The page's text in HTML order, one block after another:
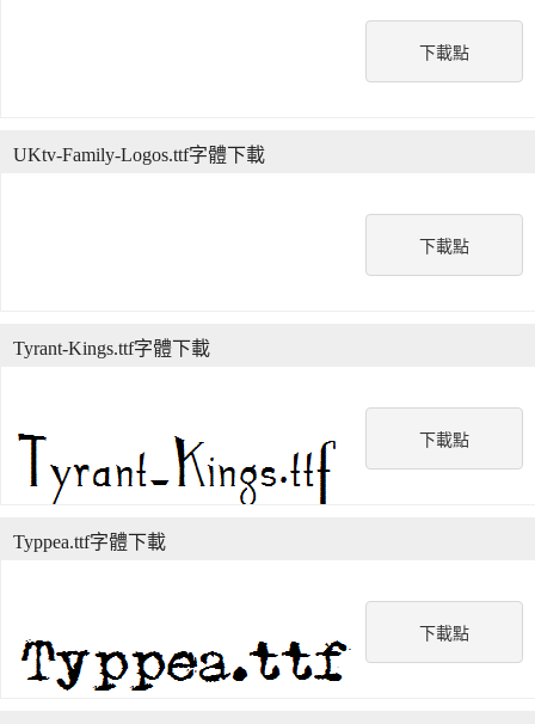
下載點
下載點
UKtv-Family-Logos.ttf字體下載
下載點
Tyrant-Kings.ttf字體下載
下載點
Typpea.ttf字體下載